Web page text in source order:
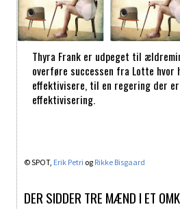
Thyra Frank er udpeget til
overføre successen fra Lotte hvor
effektivisere, til en regering der
effektivisering.
© SPOT, Erik Petri og Rikke Bisgaard
DER SIDDER TRE MÆND I ET